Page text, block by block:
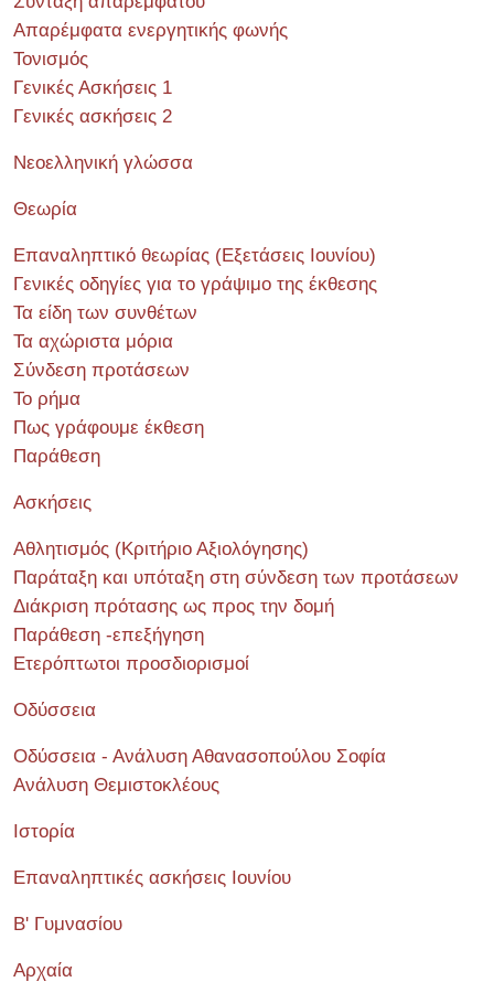
Απαρέμφατα ενεργητικής φωνής
Τονισμός
Γενικές Ασκήσεις 1
Γενικές ασκήσεις 2
Νεοελληνική γλώσσα
Θεωρία
Επαναληπτικό θεωρίας (Εξετάσεις Ιουνίου)
Γενικές οδηγίες για το γράψιμο της έκθεσης
Τα είδη των συνθέτων
Τα αχώριστα μόρια
Σύνδεση προτάσεων
Το ρήμα
Πως γράφουμε έκθεση
Παράθεση
Ασκήσεις
Αθλητισμός (Κριτήριο Αξιολόγησης)
Παράταξη και υπόταξη στη σύνδεση των προτάσεων
Διάκριση πρότασης ως προς την δομή
Παράθεση -επεξήγηση
Ετερόπτωτοι προσδιορισμοί
Οδύσσεια
Οδύσσεια - Ανάλυση Αθανασοπούλου Σοφία
Ανάλυση Θεμιστοκλέους
Ιστορία
Επαναληπτικές ασκήσεις Ιουνίου
Β' Γυμνασίου
Αρχαία